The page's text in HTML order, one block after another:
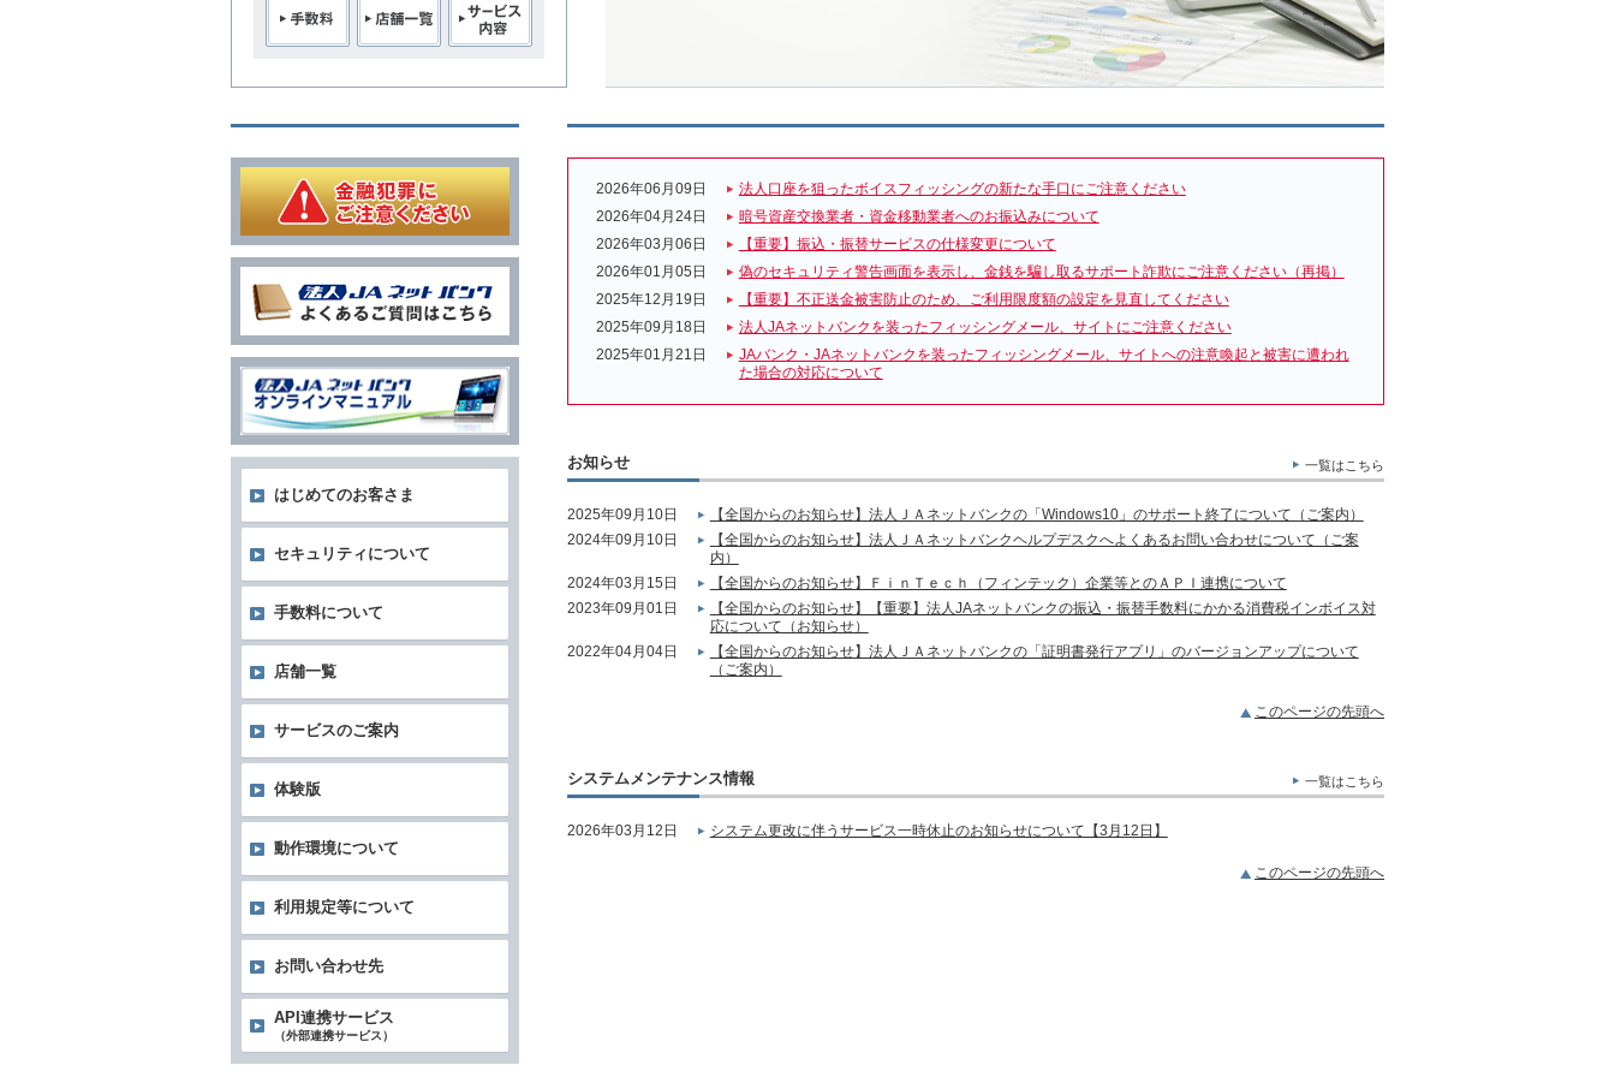
2026年06月09日
法人口座を狙ったボイスフィッシングの新たな手口にご注意ください
2026年04月24日
暗号資産交換業者・資金移動業者へのお振込みについて
2026年03月06日
【重要】振込・振替サービスの仕様変更について
2026年01月05日
偽のセキュリティ警告画面を表示し、金銭を騙し取るサポート詐欺にご注意ください（再掲）
2025年12月19日
【重要】不正送金被害防止のため、ご利用限度額の設定を見直してください
2025年09月18日
法人JAネットバンクを装ったフィッシングメール、サイトにご注意ください
2025年01月21日
JAバンク・JAネットバンクを装ったフィッシングメール、サイトへの注意喚起と被害に遭われ
た場合の対応について
お知らせ 一覧はこちら
2025年09月10日
【全国からのお知らせ】法人ＪＡネットバンクの「Windows10」のサポート終了について（ご案内）
2024年09月10日
【全国からのお知らせ】法人ＪＡネットバンクヘルプデスクへよくあるお問い合わせについて（ご案
内）
2024年03月15日
【全国からのお知らせ】ＦｉｎＴｅｃｈ（フィンテック）企業等とのＡＰＩ連携について
2023年09月01日
【全国からのお知らせ】【重要】法人JAネットバンクの振込・振替手数料にかかる消費税インボイス対
応について（お知らせ）
2022年04月04日
【全国からのお知らせ】法人ＪＡネットバンクの「証明書発行アプリ」のバージョンアップについて
（ご案内）
このページの先頭へ
システムメンテナンス情報 一覧はこちら
2026年03月12日 システム更改に伴うサービス一時休止のお知らせについて【3月12日】
このページの先頭へ
はじめてのお客さま
セキュリティについて
手数料について
店舗一覧
サービスのご案内
体験版
動作環境について
利用規定等について
お問い合わせ先
API連携サービス
（外部連携サービス）